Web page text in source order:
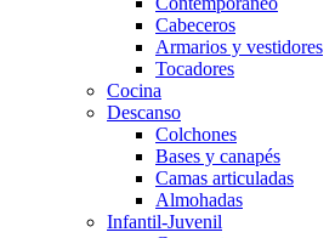
Cabeceros
Armarios y vestidores
Tocadores
Cocina
Descanso
Colchones
Bases y canapés
Camas articuladas
Almohadas
Infantil-Juvenil